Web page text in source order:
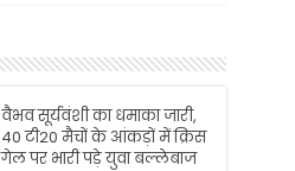
वैभव सूर्यवंशी का धमाका जारी,
40 टी20 मैचों के आंकड़ों में क्रिस
गेल पर भारी पड़े युवा बल्लेबाज